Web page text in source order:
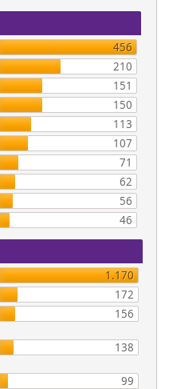
456
210
151
150
113
107
71
62
56
46
1.170
172
156
138
99